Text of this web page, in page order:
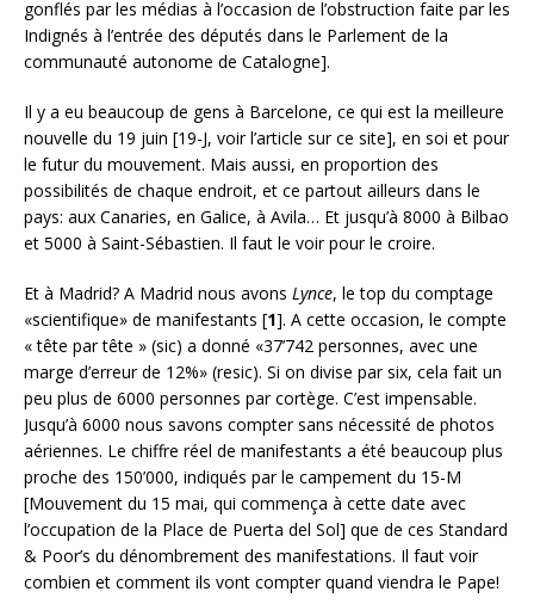
gonflés par les médias à l’occasion de l’obstruction faite par les
Indignés à l’entrée des députés dans le Parlement de la
communauté autonome de Catalogne].
Il y a eu beaucoup de gens à Barcelone, ce qui est la meilleure
nouvelle du 19 juin [19-J, voir l’article sur ce site], en soi et pour
le futur du mouvement. Mais aussi, en proportion des
possibilités de chaque endroit, et ce partout ailleurs dans le
pays: aux Canaries, en Galice, à Avila… Et jusqu’à 8000 à Bilbao
et 5000 à Saint-Sébastien. Il faut le voir pour le croire.
Et à Madrid? A Madrid nous avons Lynce, le top du comptage
«scientifique» de manifestants [1]. A cette occasion, le compte
« tête par tête » (sic) a donné «37’742 personnes, avec une
marge d’erreur de 12%» (resic). Si on divise par six, cela fait un
peu plus de 6000 personnes par cortège. C’est impensable.
Jusqu’à 6000 nous savons compter sans nécessité de photos
aériennes. Le chiffre réel de manifestants a été beaucoup plus
proche des 150’000, indiqués par le campement du 15-M
[Mouvement du 15 mai, qui commença à cette date avec
l’occupation de la Place de Puerta del Sol] que de ces Standard
& Poor’s du dénombrement des manifestations. Il faut voir
combien et comment ils vont compter quand viendra le Pape!